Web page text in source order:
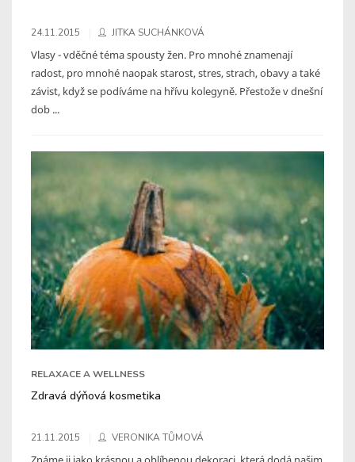
24.11.2015 JITKA SUCHÁNKOVÁ
Vlasy - vděčné téma spousty žen. Pro mnohé znamenají
radost, pro mnohé naopak starost, stres, strach, obavy a také
závist, když se podíváme na hřívu kolegyně. Přestože v dnešní
dob ...
RELAXACE A WELLNESS
Zdravá dýňová kosmetika
21.11.2015 VERONIKA TŮMOVÁ